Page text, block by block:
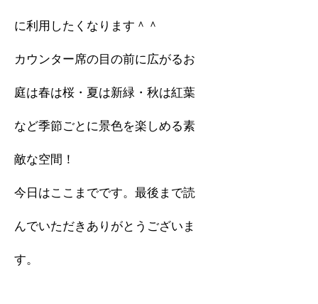
に利用したくなります＾＾
カウンター席の目の前に広がるお
庭は春は桜・夏は新緑・秋は紅葉
など季節ごとに景色を楽しめる素
敵な空間！
今日はここまでです。最後まで読
んでいただきありがとうございま
す。